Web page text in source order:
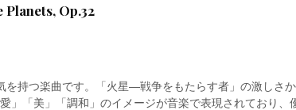
Op.32
持つ楽曲です。「火星—戦争をもたらす者」の激しさ
」「美」「調和」のイメージが音楽で表現されており、